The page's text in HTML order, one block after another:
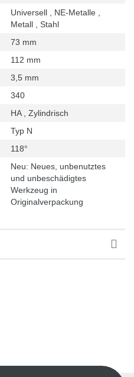
Universell , NE-Metalle ,
Metall , Stahl
73 mm
112 mm
3,5 mm
340
HA , Zylindrisch
Typ N
118°
Neu: Neues, unbenutztes
und unbeschädigtes
Werkzeug in
Originalverpackung